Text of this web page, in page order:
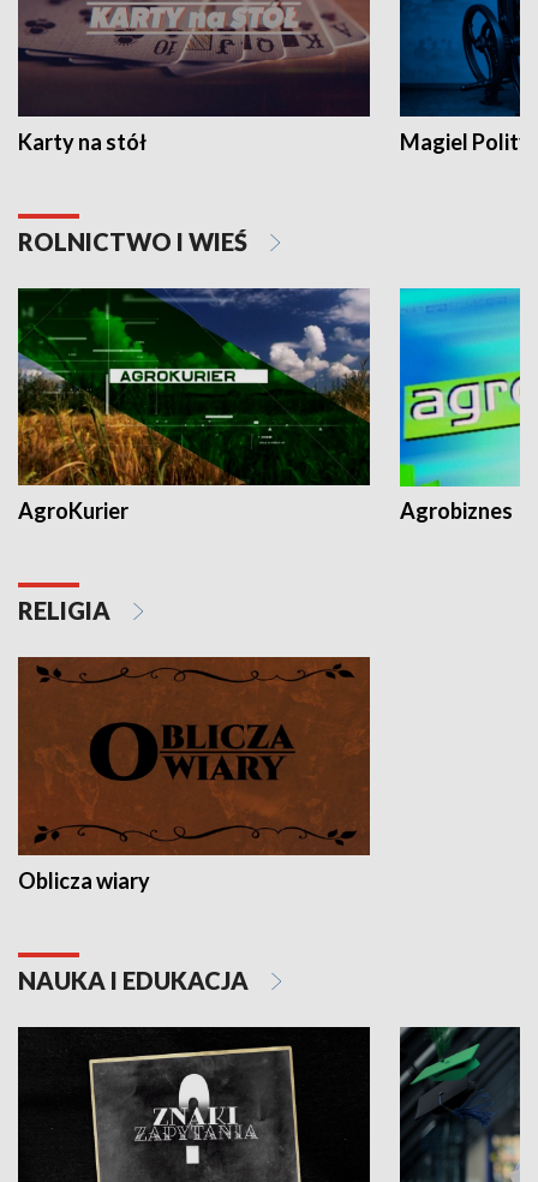
Karty na stół Magiel
ROLNICTWO I WIEŚ
AgroKurier Agrobiznes
RELIGIA
Oblicza wiary
NAUKA I EDUKACJA